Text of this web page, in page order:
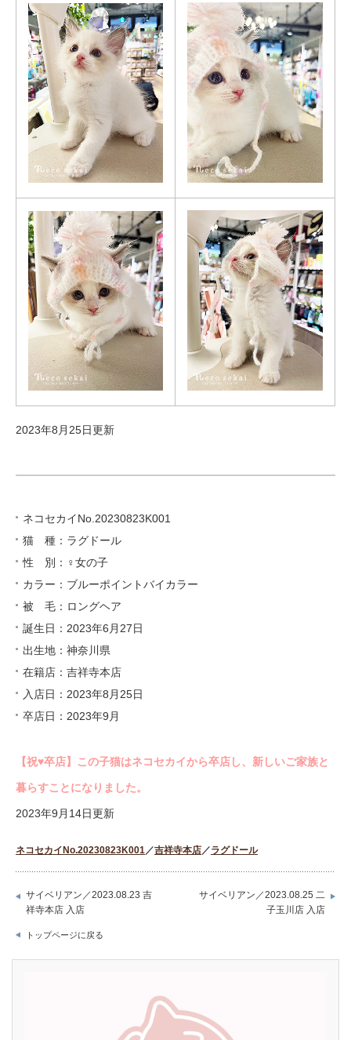
2023年8月25日更新
ネコセカイNo.20230823K001
猫 種：ラグドール
性 別：♀女の子
カラー：ブルーポイントバイカラー
被 毛：ロングヘア
誕生日：2023年6月27日
出生地：神奈川県
在籍店：吉祥寺本店
入店日：2023年8月25日
卒店日：2023年9月
【祝♥︎卒店】この子猫はネコセカイから卒店し、新しいご家族と
暮らすことになりました。
2023年9月14日更新
ネコセカイNo.20230823K001 ／吉祥寺本店 ／ラグドール
サイベリアン／2023.08.23 吉
祥寺本店 入店
サイベリアン／2023.08.25 二
子玉川店 入店
トップページに戻る